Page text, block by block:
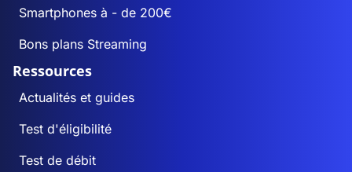
Smartphones à - de 200€
Bons plans Streaming
Ressources
Actualités et guides
Test d'éligibilité
Test de débit